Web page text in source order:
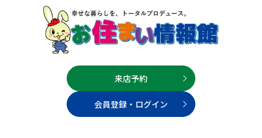
来店予約
会員登録・ログイン